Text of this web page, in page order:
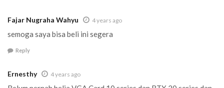
Fajar Nugraha Wahyu 4 years ago
semoga saya bisa beli ini segera
Reply
Ernesthy 4 years ago